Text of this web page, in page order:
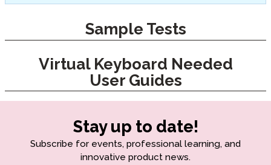
Sample Tests
Virtual Keyboard Needed
User Guides
Stay up to date!
Subscribe for events, professional learning, and
innovative product news.